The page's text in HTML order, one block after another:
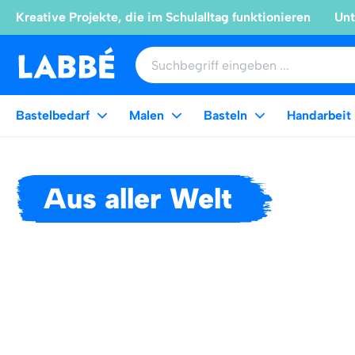
Kreative Projekte, die im Schulalltag funktionieren
Bastelbedarf Malen Basteln Handarbeit
Aus aller Welt